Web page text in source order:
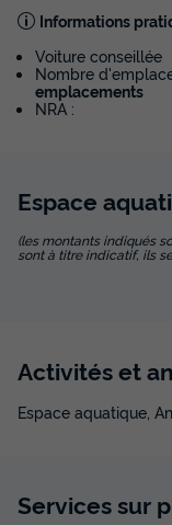
Informations
Voiture conseillée
Nombre
emplacements
NRA :
Espace
(les montants indiqués
sont à titre indicatif, ils
Activités et
Espace aquatique,
Services sur